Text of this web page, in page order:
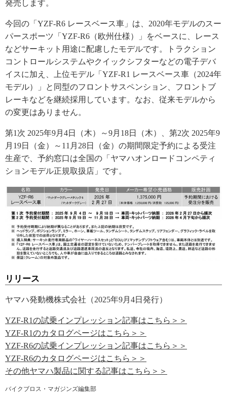
発売します。
今回の「YZF-R6 レースベース車」は、2020年モデルのスー
パースポーツ「YZF-R6（欧州仕様）」をベースに、レース
などサーキット用途に配慮したモデルです。トラクション
コントロールシステムやクイックシフターなどの電子デバ
イスに加え、上位モデル「YZF-R1 レースベース車（2024年
モデル）」と同型のフロントサスペンション、フロントブ
レーキなどを継続採用しています。なお、従来モデルから
の変更はありません。
第1次 2025年9月4日（木）～9月18日（木）、第2次 2025年9
月19日（金）～11月28日（金）の期間限定予約による受注
生産で、予約窓口は全国の「ヤマハオンロードコンペティ
ションモデル正規取扱店」です。
リリース
ヤマハ発動機株式会社（2025年9月4日発行）
YZF-R1の試乗インプレッション記事はこちら＞＞
YZF-R1のカタログページはこちら＞＞
YZF-R6の試乗インプレッション記事はこちら＞＞
YZF-R6のカタログページはこちら＞＞
その他ヤマハ製品に関する記事はこちら＞＞
バイクブロス・マガジンズ編集部